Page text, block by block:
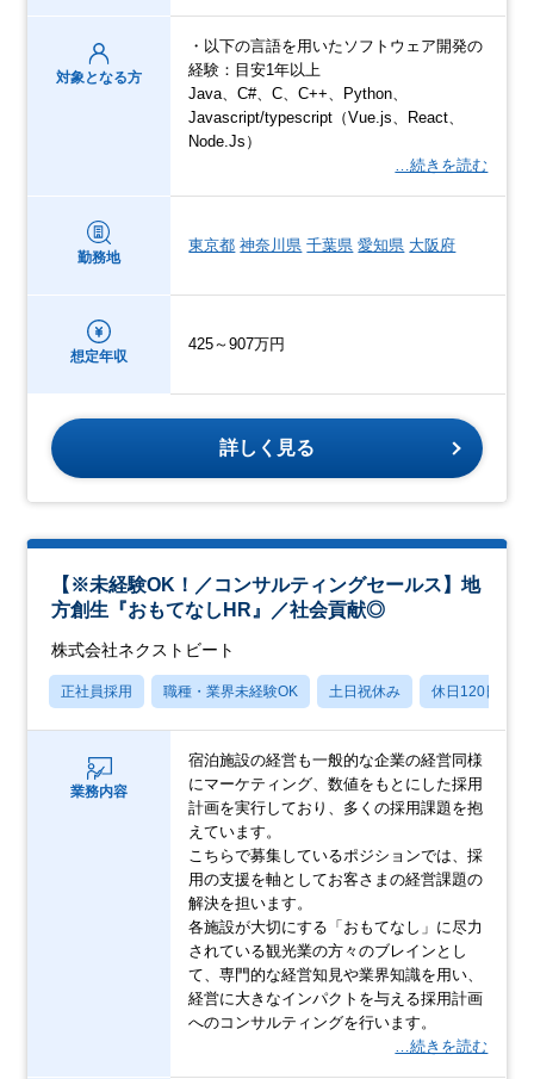
対象となる方
・以下の言語を用いたソフトウェア開発の
経験：目安1年以上
Java、C#、C、C++、Python、
Javascript/typescript（Vue.js、React、
Node.Js）
…続きを読む
勤務地
東京都 神奈川県 千葉県 愛知県 大阪府
想定年収
425～907万円
詳しく見る
【※未経験OK！／コンサルティングセールス】地
方創生『おもてなしHR』／社会貢献◎
株式会社ネクストビート
正社員採用 職種・業界未経験OK 土日祝休み 休日120日以上
業務内容
宿泊施設の経営も一般的な企業の経営同様
にマーケティング、数値をもとにした採用
計画を実行しており、多くの採用課題を抱
えています。
こちらで募集しているポジションでは、採
用の支援を軸としてお客さまの経営課題の
解決を担います。
各施設が大切にする「おもてなし」に尽力
されている観光業の方々のブレインとし
て、専門的な経営知見や業界知識を用い、
経営に大きなインパクトを与える採用計画
へのコンサルティングを行います。
…続きを読む